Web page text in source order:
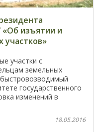
«Об изъятии и
участков»
участки с
земельных
государственного
изменений в
18.05.2016